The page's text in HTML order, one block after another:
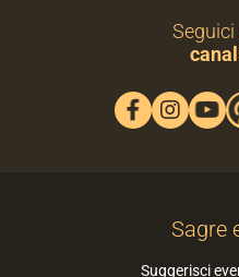
Sagre
Suggerisci